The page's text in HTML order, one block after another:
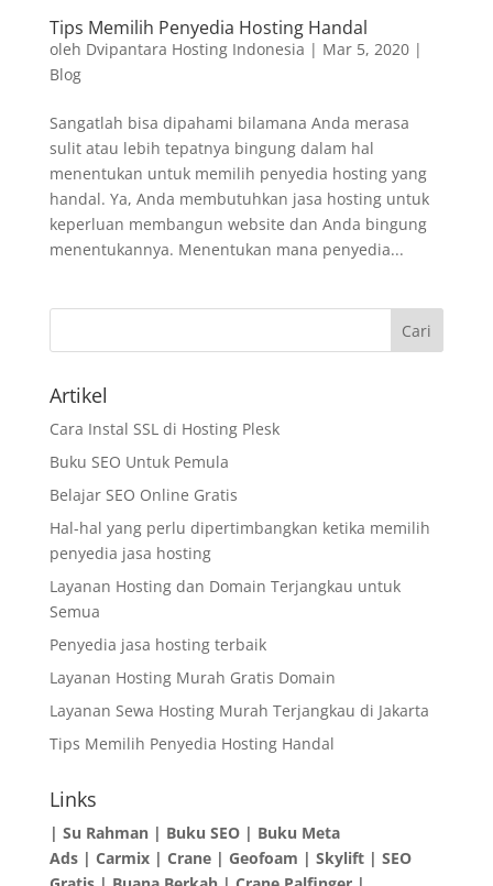
Tips Memilih Penyedia Hosting Handal
oleh Dvipantara Hosting Indonesia | Mar 5, 2020|
Blog
Sangatlah bisa dipahami bilamana Anda merasa
sulit atau lebih tepatnya bingung dalam hal
menentukan untuk memilih penyedia hosting yang
handal. Ya, Anda membutuhkan jasa hosting untuk
keperluan membangun website dan Anda bingung
menentukannya. Menentukan mana penyedia...
Artikel
Cara Instal SSL di Hosting Plesk
Buku SEO Untuk Pemula
Belajar SEO Online Gratis
Hal-hal yang perlu dipertimbangkan ketika memilih
penyedia jasa hosting
Layanan Hosting dan Domain Terjangkau untuk
Semua
Penyedia jasa hosting terbaik
Layanan Hosting Murah Gratis Domain
Layanan Sewa Hosting Murah Terjangkau di Jakarta
Tips Memilih Penyedia Hosting Handal
Links
| Su Rahman| Buku SEO| Buku Meta
Ads| Carmix| Crane| Geofoam | Skylift| SEO